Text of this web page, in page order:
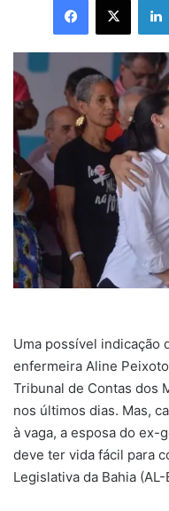
Uma possível indicação
enfermeira Aline
Tribunal de Contas dos
nos últimos dias. Mas,
à vaga, a esposa do ex-
deve ter vida fácil para
Legislativa da Bahia (AL-